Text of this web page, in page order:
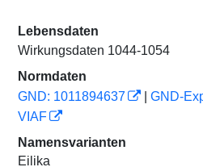
Lebensdaten
Wirkungsdaten 1044-1054
Normdaten
GND: 1011894637
GND-
VIAF
Namensvarianten
Eilika